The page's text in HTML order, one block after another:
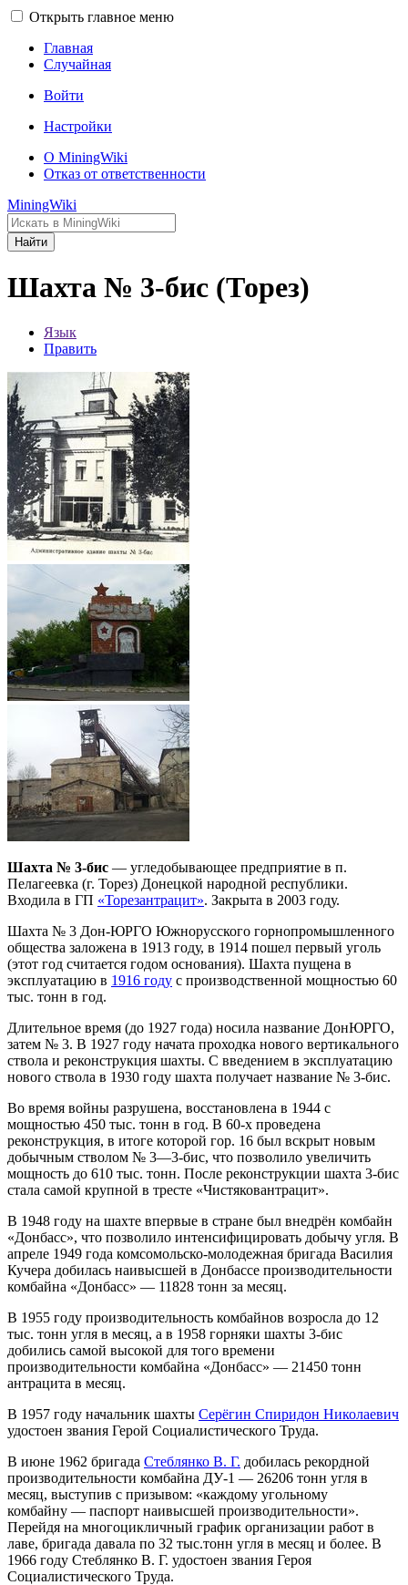
Открыть главное меню
Главная
Случайная
Войти
Настройки
О MiningWiki
Отказ от ответственности
MiningWiki
Найти
Шахта № 3-бис (Торез)
Язык
Править
Шахта № 3-бис — угледобывающее предприятие в п.
Пелагеевка (г. Торез) Донецкой народной республики.
Входила в ГП «Торезантрацит». Закрыта в 2003 году.
Шахта № 3 Дон-ЮРГО Южнорусского горнопромышленного
общества заложена в 1913 году, в 1914 пошел первый уголь
(этот год считается годом основания). Шахта пущена в
эксплуатацию в 1916 году с производственной мощностью 60
тыс. тонн в год.
Длительное время (до 1927 года) носила название ДонЮРГО,
затем № 3. В 1927 году начата проходка нового вертикального
ствола и реконструкция шахты. С введением в эксплуатацию
нового ствола в 1930 году шахта получает название № 3-бис.
Во время войны разрушена, восстановлена в 1944 с
мощностью 450 тыс. тонн в год. В 60-х проведена
реконструкция, в итоге которой гор. 16 был вскрыт новым
добычным стволом № 3—3-бис, что позволило увеличить
мощность до 610 тыс. тонн. После реконструкции шахта 3-бис
стала самой крупной в тресте «Чистяковантрацит».
В 1948 году на шахте впервые в стране был внедрён комбайн
«Донбасс», что позволило интенсифицировать добычу угля. В
апреле 1949 года комсомольско-молодежная бригада Василия
Кучера добилась наивысшей в Донбассе производительности
комбайна «Донбасс» — 11828 тонн за месяц.
В 1955 году производительность комбайнов возросла до 12
тыс. тонн угля в месяц, а в 1958 горняки шахты 3-бис
добились самой высокой для того времени
производительности комбайна «Донбасс» — 21450 тонн
антрацита в месяц.
В 1957 году начальник шахты Серёгин Спиридон Николаевич
удостоен звания Герой Социалистического Труда.
В июне 1962 бригада Стеблянко В. Г. добилась рекордной
производительности комбайна ДУ-1 — 26206 тонн угля в
месяц, выступив с призывом: «каждому угольному
комбайну — паспорт наивысшей производительности».
Перейдя на многоцикличный график организации работ в
лаве, бригада давала по 32 тыс.тонн угля в месяц и более. В
1966 году Стеблянко В. Г. удостоен звания Героя
Социалистического Труда.